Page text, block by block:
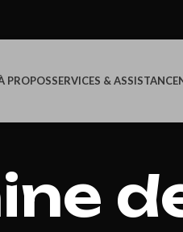
PROPOSSERVICES & ASSISTANCE